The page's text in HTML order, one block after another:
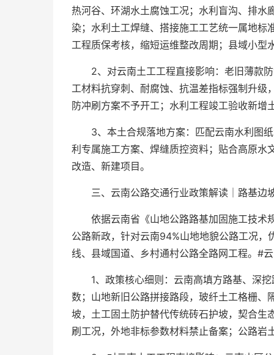
热河谷、环湖水土腐蚀工况；水利盲沟、排水
染；水利土工焊缝、搭接施工工艺统一属地
工程质保考核，缩短运维整改周期；县域小型
2、对云南土工工程直接影响：老旧薄款
工材料抗穿刺、耐腐蚀、抗温差指标强制升级
防冲刷方案不予开工；水利工程竣工验收新
3、本土合规落地方案：匹配云南水利图
利专属施工方案、焊缝质控资料；贴合高原水
改造、新建项目。
三、云南公路交通行业政策解读｜路基
依据云南省《山地公路路基加固施工技术
公路新政，针对云南94%山地地貌公路工况
线、县域国道、乡村通村公路全路网工程。#
1、政策核心细则：云南高填方路基、深
数；山地新旧公路拼接路段，玻纤土工格栅、
坡，土工固土防护替代传统砖石护坡，契合生
刷工况，外地非标参数材料禁止备案；公路